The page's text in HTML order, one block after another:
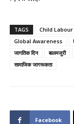
TAGS Child Labour
Global Awareness
जागतिक दिन
बालमजुरी
सामाजिक जागरूकता
Facebook